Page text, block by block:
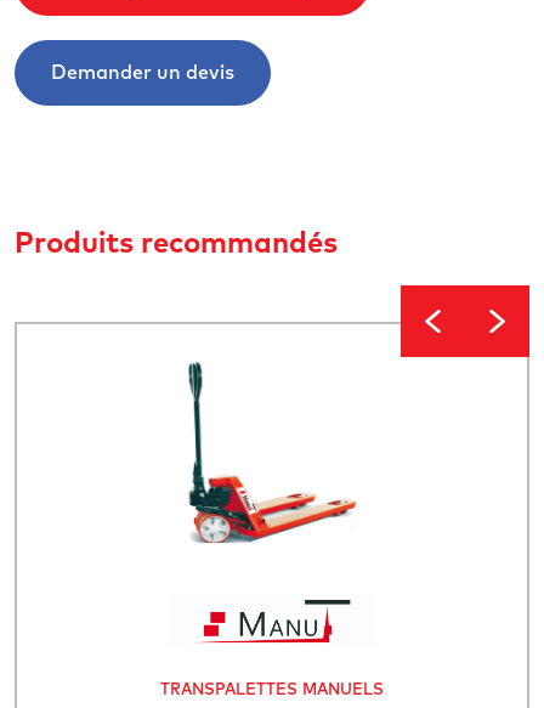
Demander un devis
Produits recommandés
TRANSPALETTES MANUELS